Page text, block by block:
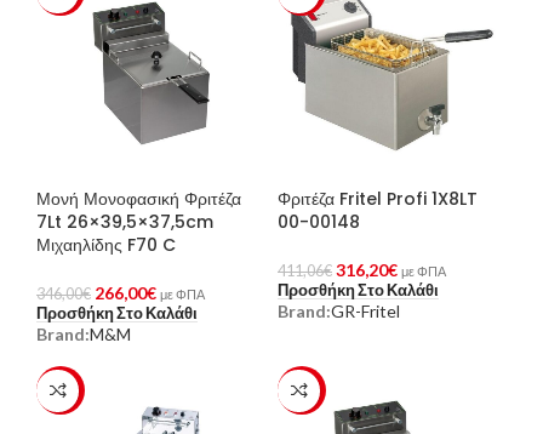
Μονή Μονοφασική Φριτέζα
7Lt 26×39,5×37,5cm
Μιχαηλίδης F70 C
346,00€ 266,00€ με ΦΠΑ
Προσθήκη Στο Καλάθι
Brand:M&M
Φριτέζα Fritel Profi 1X8LT
00-00148
411,06€ 316,20€ με ΦΠΑ
Προσθήκη Στο Καλάθι
Brand:GR-Fritel
-23% -23%